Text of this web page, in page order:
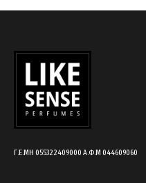
Γ.Ε.ΜΗ 055322409000 Α.Φ.Μ 044609060